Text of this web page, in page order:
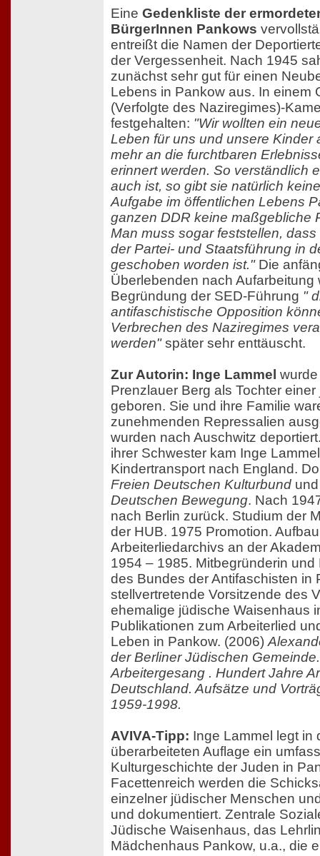
Eine Gedenkliste der
BürgerInnen Pankows
entreißt die Namen der
der Vergessenheit. Nach 1945
zunächst sehr gut für einen
Lebens in Pankow aus. In einem
(Verfolgte des Naziregimes)-
festgehalten: "Wir wollten ein
Leben für uns und unsere Kinder
mehr an die furchtbaren
erinnert werden. So verständlich
auch ist, so gibt sie natürlich
Aufgabe im öffentlichen Lebens
ganzen DDR keine maßgebliche
Man muss sogar feststellen,
der Partei- und Staatsführung in
geschoben worden ist."Die
Überlebenden nach Aufarbeitung
Begründung der SED-Führung "
antifaschistische Opposition
Verbrechen des Naziregimes
werden"später sehr enttäuscht.
Zur Autorin: Inge Lammel
Prenzlauer Berg als Tochter
geboren. Sie und ihre Familie
zunehmenden Repressalien
wurden nach Auschwitz
ihrer Schwester kam Inge
Kindertransport nach England.
Freien Deutschen Kulturbund
Deutschen Bewegung. Nach
nach Berlin zurück. Studium der
der HUB. 1975 Promotion.
Arbeiterliedarchivs an der
1954 – 1985. Mitbegründerin
des Bundes der Antifaschisten in
stellvertretende Vorsitzende des
ehemalige jüdische Waisenhaus
Publikationen zum Arbeiterlied
Leben in Pankow. (2006)
der Berliner Jüdischen Gemeinde.
Arbeitergesang . Hundert Jahre
Deutschland. Aufsätze und
1959-1998.
AVIVA-Tipp: Inge Lammel legt in
überarbeiteten Auflage ein
Kulturgeschichte der Juden in
Facettenreich werden die
einzelner jüdischer Menschen
und dokumentiert. Zentrale
Jüdische Waisenhaus, das
Mädchenhaus Pankow, u.a., die